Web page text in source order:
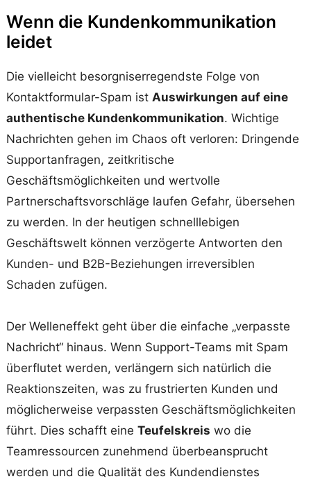
Wenn die Kundenkommunikation
leidet
Die vielleicht besorgniserregendste Folge von
Kontaktformular-Spam ist Auswirkungen auf eine
authentische Kundenkommunikation. Wichtige
Nachrichten gehen im Chaos oft verloren: Dringende
Supportanfragen, zeitkritische
Geschäftsmöglichkeiten und wertvolle
Partnerschaftsvorschläge laufen Gefahr, übersehen
zu werden. In der heutigen schnelllebigen
Geschäftswelt können verzögerte Antworten den
Kunden- und B2B-Beziehungen irreversiblen
Schaden zufügen.
Der Welleneffekt geht über die einfache „verpasste
Nachricht“ hinaus. Wenn Support-Teams mit Spam
überflutet werden, verlängern sich natürlich die
Reaktionszeiten, was zu frustrierten Kunden und
möglicherweise verpassten Geschäftsmöglichkeiten
führt. Dies schafft eine Teufelskreis wo die
Teamressourcen zunehmend überbeansprucht
werden und die Qualität des Kundendienstes